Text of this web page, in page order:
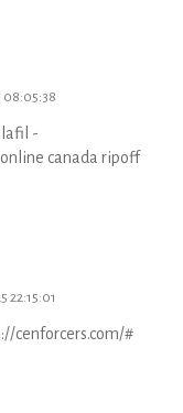
08:05:38
-
canada ripoff
22:15:01
cenforcers.com/#